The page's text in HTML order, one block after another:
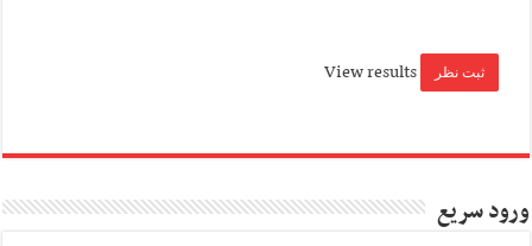
View results
ورود سریع